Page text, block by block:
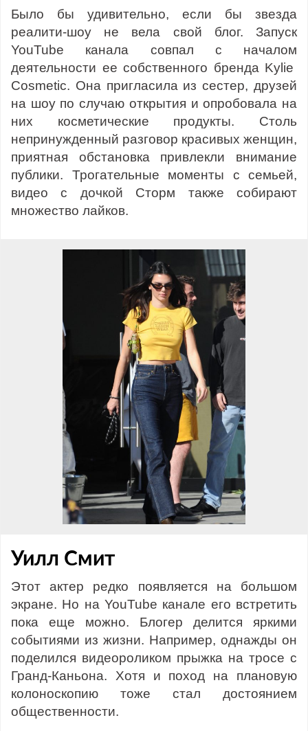
Было бы удивительно, если бы звезда
реалити-шоу не вела свой блог. Запуск
YouTube канала совпал с началом
деятельности ее собственного бренда Kylie
Сosmetic. Она пригласила из сестер, друзей
на шоу по случаю открытия и опробовала на
них косметические продукты. Столь
непринужденный разговор красивых женщин,
приятная обстановка привлекли внимание
публики. Трогательные моменты с семьей,
видео с дочкой Сторм также собирают
множество лайков.
Уилл Смит
Этот актер редко появляется на большом
экране. Но на YouTube канале его встретить
пока еще можно. Блогер делится яркими
событиями из жизни. Например, однажды он
поделился видеороликом прыжка на тросе с
Гранд-Каньона. Хотя и поход на плановую
колоноскопию тоже стал достоянием
общественности.